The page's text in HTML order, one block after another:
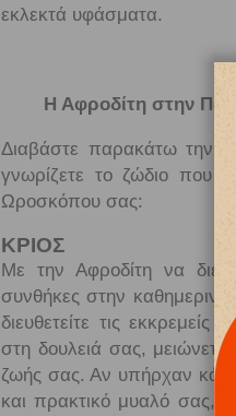
εκλεκτά υφάσματα.
Η Αφροδίτη στην
Διαβάστε παρακάτω την
γνωρίζετε το ζώδιο που
Ωροσκόπου σας:
ΚΡΙΟΣ
Με την Αφροδίτη να
συνθήκες στην καθημερινή
διευθετείτε τις
στη δουλειά σας,
ζωής σας. Αν υπήρχαν
και πρακτικό μυαλό σας,